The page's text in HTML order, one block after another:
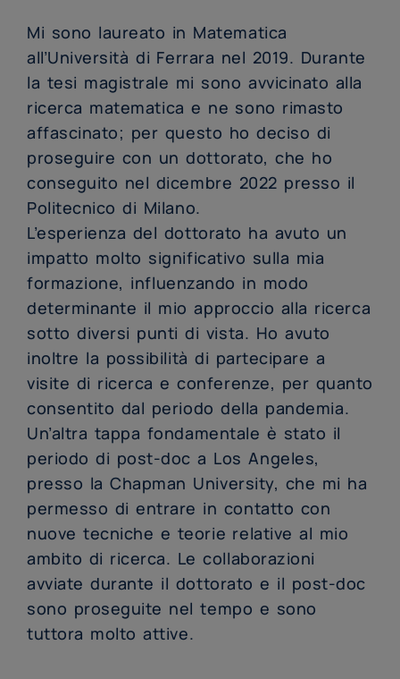
Mi sono laureato in Matematica
all’Università di Ferrara nel 2019. Durante
la tesi magistrale mi sono avvicinato alla
ricerca matematica e ne sono rimasto
affascinato; per questo ho deciso di
proseguire con un dottorato, che ho
conseguito nel dicembre 2022 presso il
Politecnico di Milano.
L’esperienza del dottorato ha avuto un
impatto molto significativo sulla mia
formazione, influenzando in modo
determinante il mio approccio alla ricerca
sotto diversi punti di vista. Ho avuto
inoltre la possibilità di partecipare a
visite di ricerca e conferenze, per quanto
consentito dal periodo della pandemia.
Un’altra tappa fondamentale è stato il
periodo di post-doc a Los Angeles,
presso la Chapman University, che mi ha
permesso di entrare in contatto con
nuove tecniche e teorie relative al mio
ambito di ricerca. Le collaborazioni
avviate durante il dottorato e il post-doc
sono proseguite nel tempo e sono
tuttora molto attive.